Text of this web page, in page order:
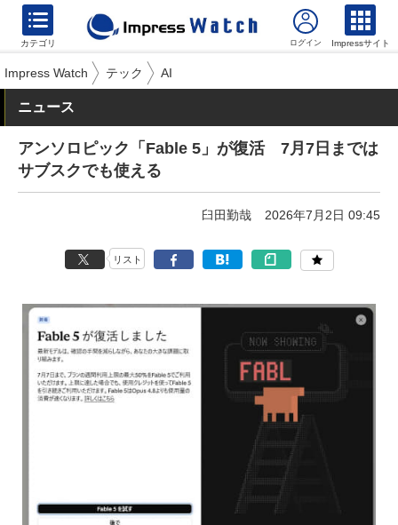
カテゴリ Impressサイト
Impress Watch テック AI
ニュース
アンソロピック「Fable 5」が復活 7月7日までは
サブスクでも使える
臼田勤哉 2026年7月2日 09:45
リスト